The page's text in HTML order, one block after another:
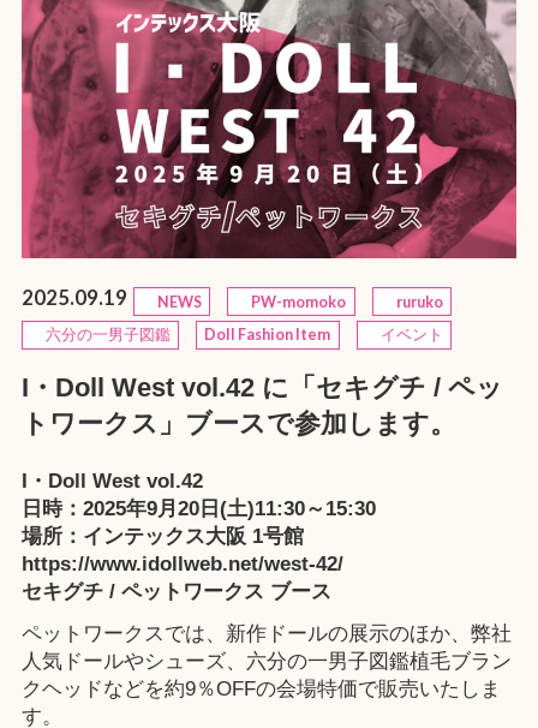
2025.09.19 NEWS PW-momoko
ruruko
六分の一男子図鑑
Doll Fashion Item イベント
I・Doll West vol.42 に「セキグチ / ペッ
トワークス」ブースで参加します。
I・Doll West vol.42
日時：2025年9月20日(土)11:30～15:30
場所：インテックス大阪 1号館
https://www.idollweb.net/west-42/
セキグチ / ペットワークス ブース
ペットワークスでは、新作ドールの展示のほか、弊社
人気ドールやシューズ、六分の一男子図鑑植毛ブラン
クヘッドなどを約9％OFFの会場特価で販売いたしま
す。